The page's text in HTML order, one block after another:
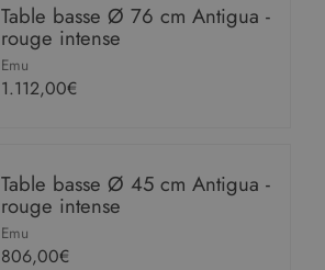
Table basse Ø 76 cm Antigua -
rouge intense
Emu
1.112,00€
Table basse Ø 45 cm Antigua -
rouge intense
Emu
806,00€